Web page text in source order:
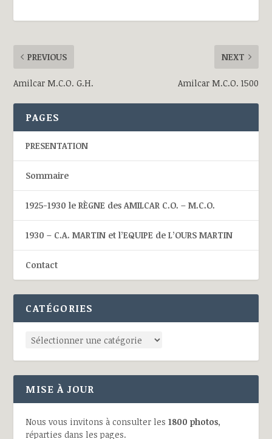
PREVIOUS
Amilcar M.C.O. G.H.
NEXT
Amilcar M.C.O. 1500
PAGES
PRESENTATION
Sommaire
1925-1930 le RÈGNE des AMILCAR C.O. – M.C.O.
1930 – C.A. MARTIN et l’EQUIPE de L’OURS MARTIN
Contact
CATÉGORIES
MISE À JOUR
Nous vous invitons à consulter les1800 photos,
réparties dans les pages.